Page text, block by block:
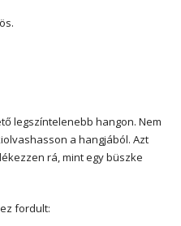
legszíntelenebb hangon. Nem
a hangjából. Azt
rá, mint egy büszke
fordult: